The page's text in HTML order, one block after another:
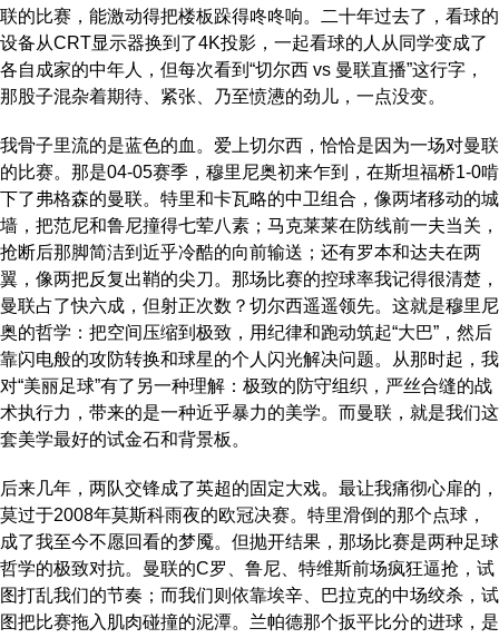
联的比赛，能激动得把楼板跺得咚咚响。二十年过去了，看球的
设备从CRT显示器换到了4K投影，一起看球的人从同学变成了
各自成家的中年人，但每次看到“切尔西 vs 曼联直播”这行字，
那股子混杂着期待、紧张、乃至愤懑的劲儿，一点没变。
我骨子里流的是蓝色的血。爱上切尔西，恰恰是因为一场对曼联
的比赛。那是04-05赛季，穆里尼奥初来乍到，在斯坦福桥1-0啃
下了弗格森的曼联。特里和卡瓦略的中卫组合，像两堵移动的城
墙，把范尼和鲁尼撞得七荤八素；马克莱莱在防线前一夫当关，
抢断后那脚简洁到近乎冷酷的向前输送；还有罗本和达夫在两
翼，像两把反复出鞘的尖刀。那场比赛的控球率我记得很清楚，
曼联占了快六成，但射正次数？切尔西遥遥领先。这就是穆里尼
奥的哲学：把空间压缩到极致，用纪律和跑动筑起“大巴”，然后
靠闪电般的攻防转换和球星的个人闪光解决问题。从那时起，我
对“美丽足球”有了另一种理解：极致的防守组织，严丝合缝的战
术执行力，带来的是一种近乎暴力的美学。而曼联，就是我们这
套美学最好的试金石和背景板。
后来几年，两队交锋成了英超的固定大戏。最让我痛彻心扉的，
莫过于2008年莫斯科雨夜的欧冠决赛。特里滑倒的那个点球，
成了我至今不愿回看的梦魇。但抛开结果，那场比赛是两种足球
哲学的极致对抗。曼联的C罗、鲁尼、特维斯前场疯狂逼抢，试
图打乱我们的节奏；而我们则依靠埃辛、巴拉克的中场绞杀，试
图把比赛拖入肌肉碰撞的泥潭。兰帕德那个扳平比分的进球，是